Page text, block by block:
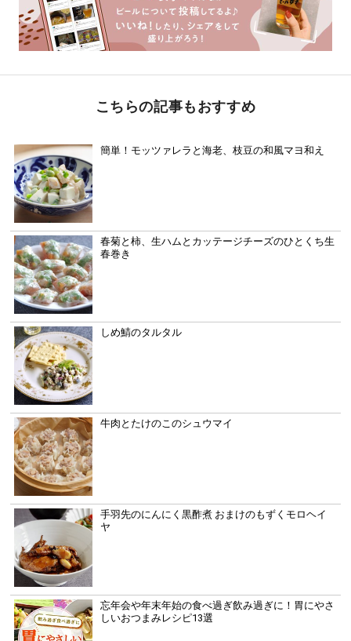
こちらの記事もおすすめ
簡単！モッツァレラと海老、枝豆の和風マヨ和え
春菊と柿、生ハムとカッテージチーズのひとくち生
春巻き
しめ鯖のタルタル
牛肉とたけのこのシュウマイ
手羽先のにんにく黒酢煮 おまけのもずくモロヘイ
ヤ
忘年会や年末年始の食べ過ぎ飲み過ぎに！胃にやさ
しいおつまみレシピ13選